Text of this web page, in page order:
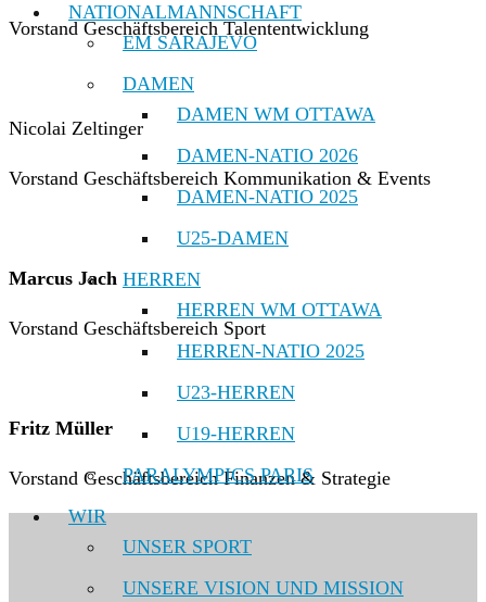
NATIONALMANNSCHAFT
EM SARAJEVO
DAMEN
DAMEN WM OTTAWA
DAMEN-NATIO 2026
DAMEN-NATIO 2025
U25-DAMEN
HERREN
HERREN WM OTTAWA
HERREN-NATIO 2025
U23-HERREN
U19-HERREN
PARALYMPICS PARIS
WIR
UNSER SPORT
UNSERE VISION UND MISSION
Vorstand Geschäftsbereich Talententwicklung
Nicolai Zeltinger
Vorstand Geschäftsbereich Kommunikation & Events
Marcus Jach
Vorstand Geschäftsbereich Sport
Fritz Müller
Vorstand Geschäftsbereich Finanzen & Strategie